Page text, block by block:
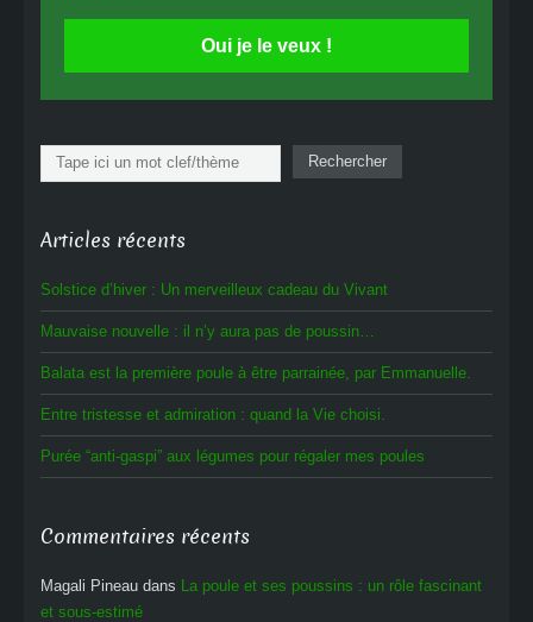
Oui je le veux !
Rechercher Rechercher
Articles récents
Solstice d’hiver : Un merveilleux cadeau du Vivant
Mauvaise nouvelle : il n’y aura pas de poussin…
Balata est la première poule à être parrainée, par Emmanuelle.
Entre tristesse et admiration : quand la Vie choisi.
Purée “anti-gaspi” aux légumes pour régaler mes poules
Commentaires récents
Magali Pineau dans La poule et ses poussins : un rôle fascinant
et sous-estimé